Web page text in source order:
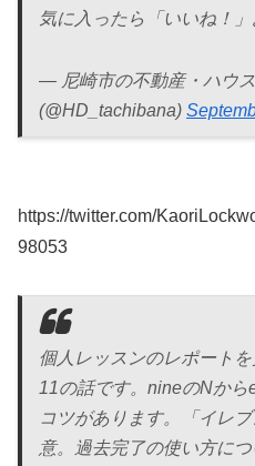
気に入ったら「いいね！
— 尼崎市の不動産・ハウ
(@HD_tachibana)
https://twitter.com/
98053
個人レッスンのレポート
11の話です。nineのNか
コツがあります。「イレ
意。過去完了の使い方につ